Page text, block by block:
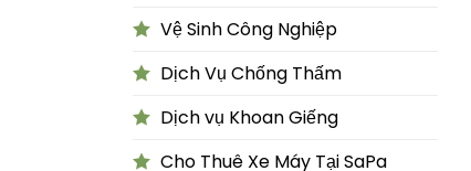
Vệ Sinh Công Nghiệp
Dịch Vụ Chống Thấm
Dịch vụ Khoan Giếng
Cho Thuê Xe Máy Tại SaPa